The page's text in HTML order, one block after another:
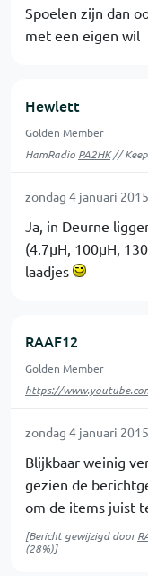
Spoelen zijn dan
met een eigen wil
Hewlett
Golden Member
HamRadio PA2HK// Keep
zondag 4 januari
Ja, in Deurne
(4.7µH, 100µH,
laadjes
RAAF12
Golden Member
https://
zondag 4 januari
Blijkbaar weinig
gezien de
om de items juist
[Bericht gewijzigd door
(28%)]